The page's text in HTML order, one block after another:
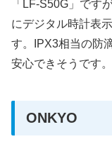
「LF-S50G」です
にデジタル時計表
す。IPX3相当の防
安心できそうです。
ONKYO